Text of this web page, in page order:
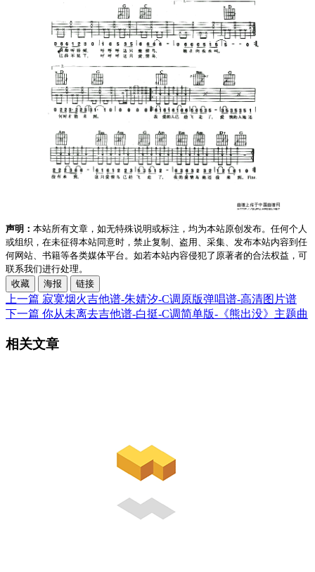
声明： 本站所有文章，如无特殊说明或标注，均为本站原创发布。任何个人
或组织，在未征得本站同意时，禁止复制、盗用、采集、发布本站内容到任
何网站、书籍等各类媒体平台。如若本站内容侵犯了原著者的合法权益，可
联系我们进行处理。
收藏
海报 链接
上一篇 寂寞烟火吉他谱-朱婧汐-C调原版弹唱谱-高清图片谱
下一篇 你从未离去吉他谱-白挺-C调简单版-《熊出没》主题曲
相关文章